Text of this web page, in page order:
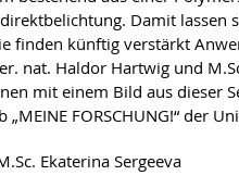
Damit lassen
finden künftig verstärkt
nat. Haldor Hartwig und
mit einem Bild aus dieser
FORSCHUNG!“ der
Ekaterina Sergeeva